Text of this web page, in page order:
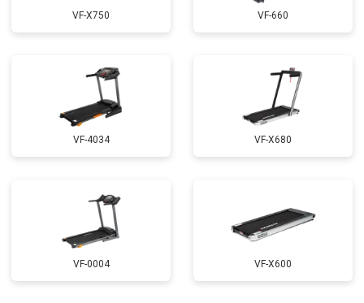
VF-X750 VF-660
VF-4034 VF-X680
VF-0004 VF-X600